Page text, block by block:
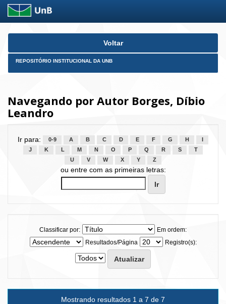
Skip
Voltar
REPOSITÓRIO INSTITUCIONAL DA UNB
Navegando por Autor Borges, Díbio
Leandro
Ir para: 0-9 A B C D E F G H
J
K L M N O P Q R S
T
U
V W X Y Z
ou entre com as primeiras letras:
Classificar por:
Em ordem:
Resultados/Página
Registro(s):
Mostrando resultados 1 a 7 de 7